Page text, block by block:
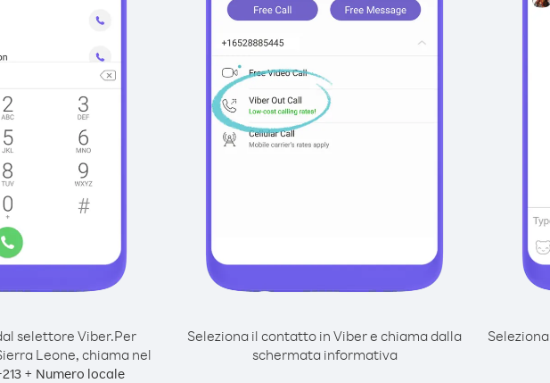
selettore Viber.Per
Leone, chiama nel
213+ Numero locale
Seleziona il contatto in Viber e chiama dalla
schermata informativa